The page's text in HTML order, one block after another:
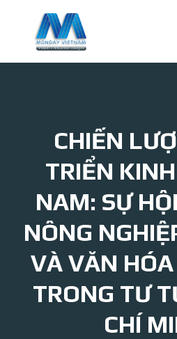
CHIẾN
TRIỂN
NAM: SỰ
NÔNG
VÀ VĂN
TRONG TƯ
CHÍ